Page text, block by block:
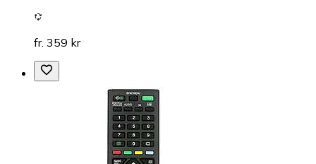
fr. 359 kr